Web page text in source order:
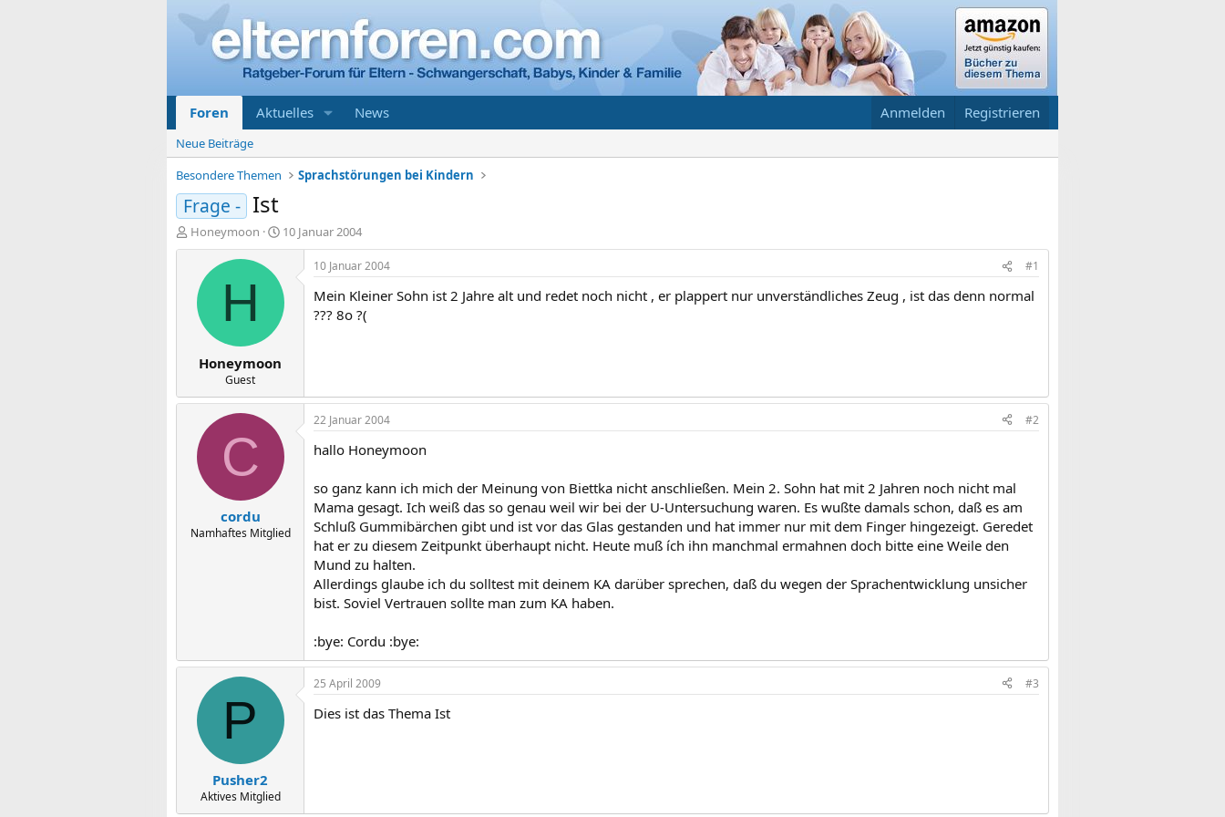
Foren Aktuelles News Anmelden Registrieren
Neue Beiträge
Besondere Themen
Sprachstörungen bei Kindern
Frage - Ist
E
r
Honeymoon
E
r
e
l
10 Januar 2004
H
Honeymoon
Guest
10 Januar 2004 #1
Mein Kleiner Sohn ist 2 Jahre alt und redet noch nicht , er plappert nur unverständliches Zeug , ist das denn normal
??? 8o ?(
C
cordu
Namhaftes Mitglied
22 Januar 2004 #2
hallo Honeymoon
so ganz kann ich mich der Meinung von Biettka nicht anschließen. Mein 2. Sohn hat mit 2 Jahren noch nicht mal
Mama gesagt. Ich weiß das so genau weil wir bei der U-Untersuchung waren. Es wußte damals schon, daß es am
Schluß Gummibärchen gibt und ist vor das Glas gestanden und hat immer nur mit dem Finger hingezeigt. Geredet
hat er zu diesem Zeitpunkt überhaupt nicht. Heute muß ích ihn manchmal ermahnen doch bitte eine Weile den
Mund zu halten.
Allerdings glaube ich du solltest mit deinem KA darüber sprechen, daß du wegen der Sprachentwicklung unsicher
bist. Soviel Vertrauen sollte man zum KA haben.
:bye: Cordu :bye:
P
Pusher2
Aktives Mitglied
25 April 2009 #3
Dies ist das Thema Ist